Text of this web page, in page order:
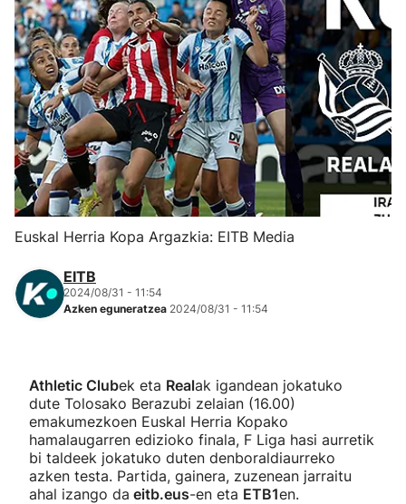
Herri-kirolak
Eskubaloia
Kirolak 360
Atletismoa
Mendi-lasterketak
Kirol gehiago
Euskal Herria Kopa Argazkia: EITB Media
EITB
2024/08/31 - 11:54
Azken eguneratzea 2024/08/31 - 11:54
Athletic Clubek eta Realak igandean jokatuko
dute Tolosako Berazubi zelaian (16.00)
emakumezkoen Euskal Herria Kopako
hamalaugarren edizioko finala, F Liga hasi aurretik
bi taldeek jokatuko duten denboraldiaurreko
azken testa. Partida, gainera, zuzenean jarraitu
ahal izango da eitb.eus-en eta ETB1en.